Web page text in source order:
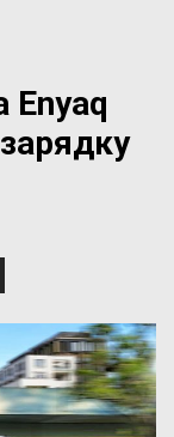
Enyaq